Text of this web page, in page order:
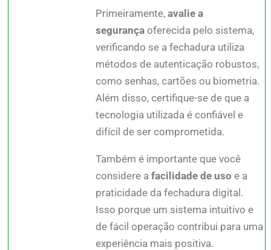
Primeiramente,avalie a
segurança oferecida pelo sistema,
verificando se a fechadura utiliza
métodos de autenticação robustos,
como senhas, cartões ou biometria.
Além disso, certifique-se de que a
tecnologia utilizada é confiável e
difícil de ser comprometida.
Também é importante que você
considere afacilidade de uso e a
praticidade da fechadura digital.
Isso porque um sistema intuitivo e
de fácil operação contribui para uma
experiência mais positiva.